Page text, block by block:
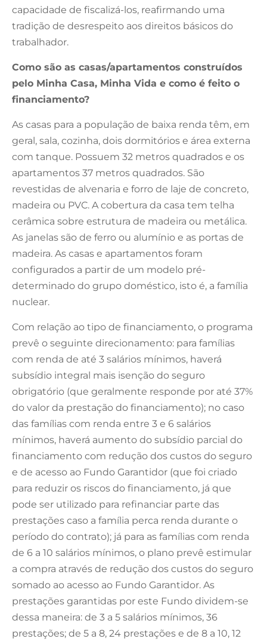
capacidade de fiscalizá-los, reafirmando uma
tradição de desrespeito aos direitos básicos do
trabalhador.
Como são as casas/apartamentos construídos
pelo Minha Casa, Minha Vida e como é feito o
financiamento?
As casas para a população de baixa renda têm, em
geral, sala, cozinha, dois dormitórios e área externa
com tanque. Possuem 32 metros quadrados e os
apartamentos 37 metros quadrados. São
revestidas de alvenaria e forro de laje de concreto,
madeira ou PVC. A cobertura da casa tem telha
cerâmica sobre estrutura de madeira ou metálica.
As janelas são de ferro ou alumínio e as portas de
madeira. As casas e apartamentos foram
configurados a partir de um modelo pré-
determinado do grupo doméstico, isto é, a família
nuclear.
Com relação ao tipo de financiamento, o programa
prevê o seguinte direcionamento: para famílias
com renda de até 3 salários mínimos, haverá
subsídio integral mais isenção do seguro
obrigatório (que geralmente responde por até 37%
do valor da prestação do financiamento); no caso
das famílias com renda entre 3 e 6 salários
mínimos, haverá aumento do subsídio parcial do
financiamento com redução dos custos do seguro
e de acesso ao Fundo Garantidor (que foi criado
para reduzir os riscos do financiamento, já que
pode ser utilizado para refinanciar parte das
prestações caso a família perca renda durante o
período do contrato); já para as famílias com renda
de 6 a 10 salários mínimos, o plano prevê estimular
a compra através de redução dos custos do seguro
somado ao acesso ao Fundo Garantidor. As
prestações garantidas por este Fundo dividem-se
dessa maneira: de 3 a 5 salários mínimos, 36
prestações; de 5 a 8, 24 prestações e de 8 a 10, 12